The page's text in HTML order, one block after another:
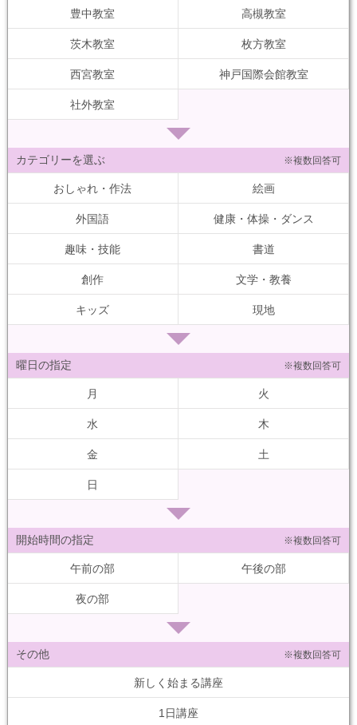
豊中教室 高槻教室
茨木教室 枚方教室
西宮教室 神戸国際会館教室
社外教室
カテゴリーを選ぶ ※複数回答可
おしゃれ・作法 絵画
外国語 健康・体操・ダンス
趣味・技能 書道
創作 文学・教養
キッズ 現地
曜日の指定 ※複数回答可
月 火
水 木
金 土
日
開始時間の指定 ※複数回答可
午前の部 午後の部
夜の部
その他 ※複数回答可
新しく始まる講座
1日講座